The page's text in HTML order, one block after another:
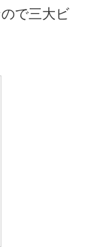
で三大ビ